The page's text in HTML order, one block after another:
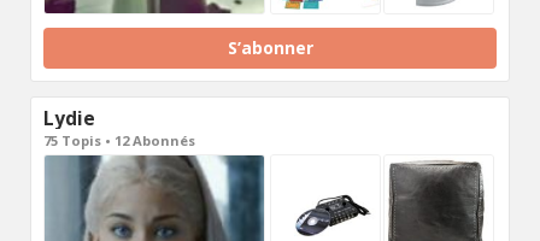
S’abonner
Lydie
75 Topis • 12 Abonnés